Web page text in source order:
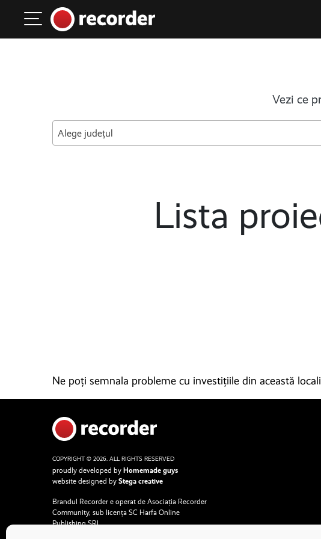
Main Navigation
Vezi ce
Alege județul
Lista
Ne poți semnala probleme cu investițiile din această
COPYRIGHT © 2026. ALL RIGHTS RESERVED
proudly developed by Homemade guys
website designed by Stega creative
Brandul Recorder e operat de Asociația Recorder
Community, sub licența SC Harfa Online
Publishing SRL.